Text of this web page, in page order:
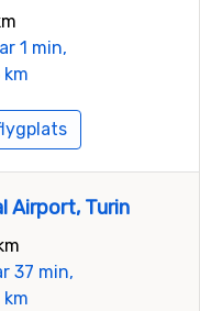
1 min,
km
Airport, Turin
37 min,